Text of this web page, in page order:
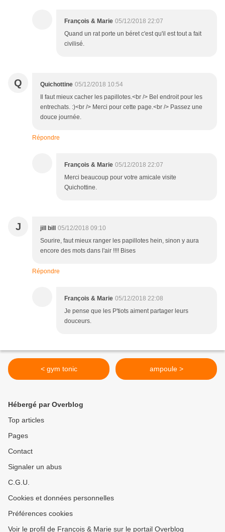
François & Marie 05/12/2018 22:07
Quand un rat porte un béret c'est qu'il est tout a fait
civilisé.
Q Quichottine 05/12/2018 10:54
Il faut mieux cacher les papillotes.<br /> Bel endroit pour les
entrechats. :)<br /> Merci pour cette page.<br /> Passez une
douce journée.
Répondre
François & Marie 05/12/2018 22:07
Merci beaucoup pour votre amicale visite
Quichottine.
J jill bill
05/12/2018 09:10
Sourire, faut mieux ranger les papillotes hein, sinon y aura
encore des mots dans l'air !!!! Bises
Répondre
François & Marie 05/12/2018 22:08
Je pense que les P'tiots aiment partager leurs
douceurs.
< gym tonic ampoule >
Hébergé par Overblog
Top articles
Pages
Contact
Signaler un abus
C.G.U.
Cookies et données personnelles
Préférences cookies
Voir le profil de François & Marie sur le portail Overblog